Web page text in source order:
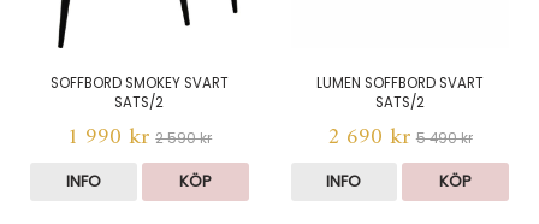
SOFFBORD SMOKEY SVART
SATS/2
1 990 kr 2 590 kr
INFO KÖP
LUMEN SOFFBORD SVART
SATS/2
2 690 kr 5 490 kr
INFO KÖP